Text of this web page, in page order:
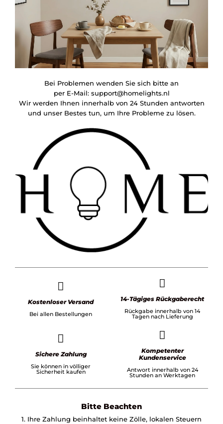
Bei Problemen wenden Sie sich bitte an
per E-Mail: support@homelights.nl
Wir werden Ihnen innerhalb von 24 Stunden antworten
und unser Bestes tun, um Ihre Probleme zu lösen.
Kostenloser Versand
Bei allen Bestellungen
14-Tägiges Rückgaberecht
Rückgabe innerhalb von 14
Tagen nach Lieferung
Sichere Zahlung
Sie können in völliger
Sicherheit kaufen
Kompetenter
Kundenservice
Antwort innerhalb von 24
Stunden an Werktagen
Bitte Beachten
1. Ihre Zahlung beinhaltet keine Zölle, lokalen Steuern